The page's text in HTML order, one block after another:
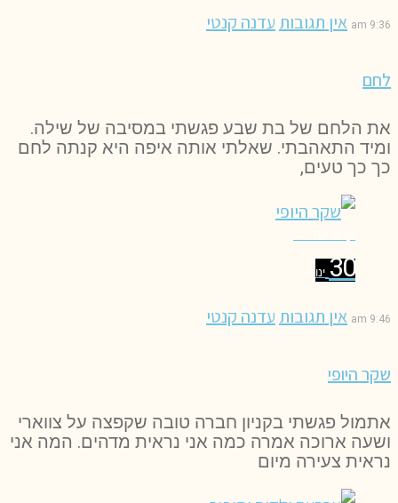
9:36 am אין תגובות עדנה קנטי
לחם
את הלחם של בת שבע פגשתי במסיבה של שילה.
ומיד התאהבתי. שאלתי אותה איפה היא קנתה לחם
כך כך טעים,
30 ינו
9:46 am אין תגובות עדנה קנטי
שקר היופי
אתמול פגשתי בקניון חברה טובה שקפצה על צווארי
ושעה ארוכה אמרה כמה אני נראית מדהים. המה אני
נראית צעירה מיום